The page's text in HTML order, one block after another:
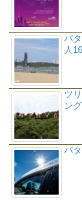
パ
人
ツ
ン
パ